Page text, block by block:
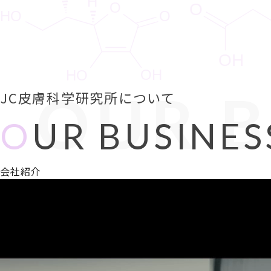
JC皮膚科学研究所について
OUR
O UR
会社紹介